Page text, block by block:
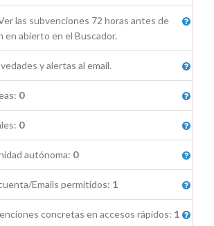
las subvenciones 72 horas antes de
en abierto en el Buscador.
y alertas al email.
0
0
autónoma: 0
Emails permitidos: 1
concretas en accesos rápidos: 1